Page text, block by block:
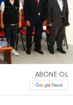
ABONE OL